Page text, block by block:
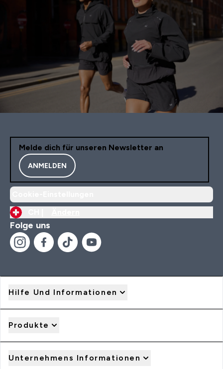
Melde dich für unseren Newsletter an
ANMELDEN
Folge uns
Hilfe Und Informationen
Produkte
Unternehmens Informationen